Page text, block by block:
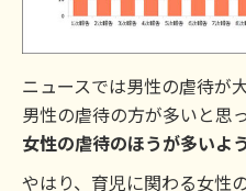
ニュースでは男性の虐待が
男性の虐待の方が多いと思
女性の虐待のほうが多いよ
やはり、育児に関わる女性